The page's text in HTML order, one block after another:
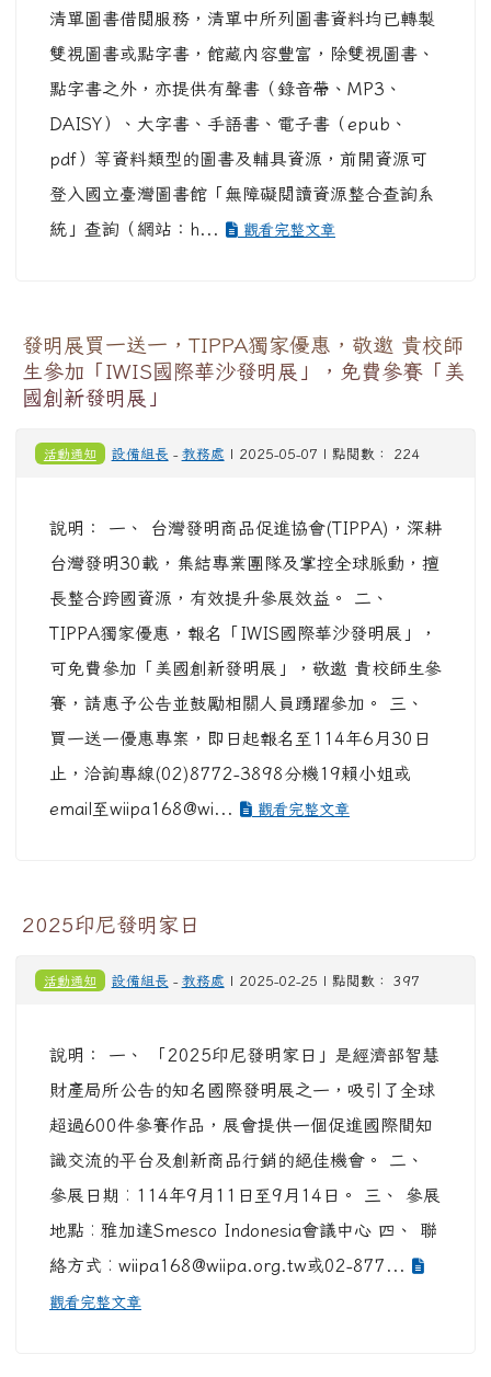
清單圖書借閱服務，清單中所列圖書資料均已轉製
雙視圖書或點字書，館藏內容豐富，除雙視圖書、
點字書之外，亦提供有聲書（錄音帶、MP3、
DAISY）、大字書、手語書、電子書（epub、
pdf）等資料類型的圖書及輔具資源，前開資源可
登入國立臺灣圖書館「無障礙閱讀資源整合查詢系
統」查詢（網站：h...
觀看完整文章
發明展買一送一，TIPPA獨家優惠，敬邀 貴校師
生參加「IWIS國際華沙發明展」，免費參賽「美
國創新發明展」
活動通知 設備組長 - 教務處 | 2025-05-07 | 點閱數： 224
說明： 一、 台灣發明商品促進協會(TIPPA)，深耕
台灣發明30載，集結專業團隊及掌控全球脈動，擅
長整合跨國資源，有效提升參展效益。 二、
TIPPA獨家優惠，報名「IWIS國際華沙發明展」，
可免費參加「美國創新發明展」，敬邀 貴校師生參
賽，請惠予公告並鼓勵相關人員踴躍參加。 三、
買一送一優惠專案，即日起報名至114年6月30日
止，洽詢專線(02)8772-3898分機19賴小姐或
email至wiipa168@wi...
觀看完整文章
2025印尼發明家日
活動通知 設備組長 - 教務處 | 2025-02-25 | 點閱數： 397
說明： 一、 「2025印尼發明家日」是經濟部智慧
財產局所公告的知名國際發明展之一，吸引了全球
超過600件參賽作品，展會提供一個促進國際間知
識交流的平台及創新商品行銷的絕佳機會。 二、
參展日期︰114年9月11日至9月14日。 三、 參展
地點︰雅加達Smesco Indonesia會議中心 四、 聯
絡方式︰wiipa168@wiipa.org.tw或02-877...
觀看完整文章